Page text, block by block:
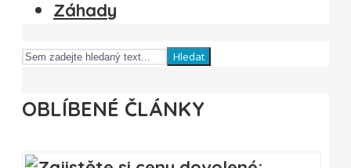
Záhady
Hledat
OBLÍBENÉ ČLÁNKY